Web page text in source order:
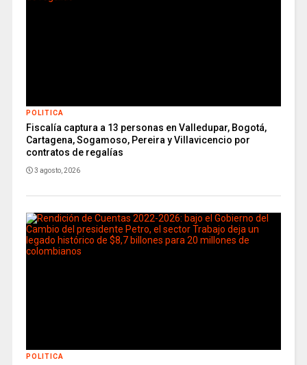
POLITICA
Fiscalía captura a 13 personas en Valledupar, Bogotá,
Cartagena, Sogamoso, Pereira y Villavicencio por
contratos de regalías
3 agosto, 2026
POLITICA